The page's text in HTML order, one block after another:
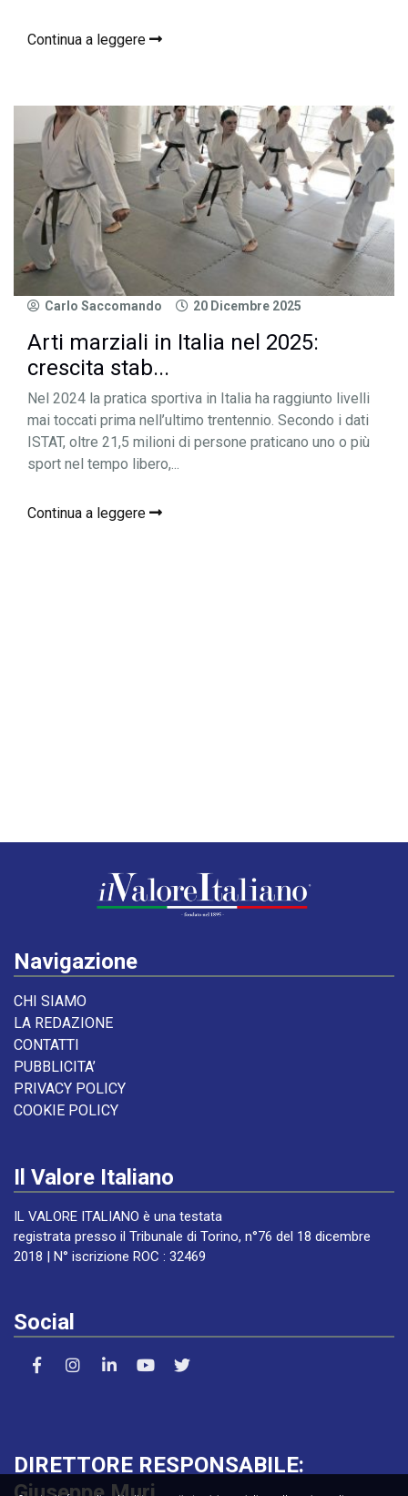
Continua a leggere
Carlo Saccomando 20 Dicembre 2025
Arti marziali in Italia nel 2025:
crescita stab...
Nel 2024 la pratica sportiva in Italia ha raggiunto livelli
mai toccati prima nell’ultimo trentennio. Secondo i dati
ISTAT, oltre 21,5 milioni di persone praticano uno o più
sport nel tempo libero,...
Continua a leggere
Navigazione
CHI SIAMO
LA REDAZIONE
CONTATTI
PUBBLICITA’
PRIVACY POLICY
COOKIE POLICY
Il Valore Italiano
IL VALORE ITALIANO è una testata
registrata presso il Tribunale di Torino, n°76 del 18 dicembre
2018 | N° iscrizione ROC : 32469
Social
DIRETTORE RESPONSABILE: